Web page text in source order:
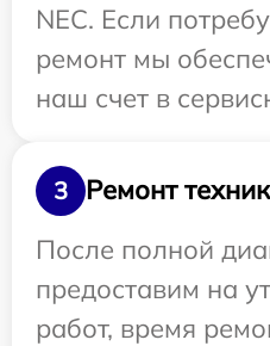
NEC. Если
ремонт мы
наш счет в
3
Ремонт
После полной
предоставим на
работ, время